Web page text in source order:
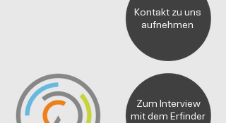
Kontakt zu uns
aufnehmen
Zum Interview
mit dem Erfinder